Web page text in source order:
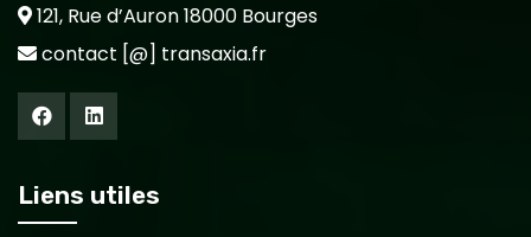
121, Rue d’Auron 18000 Bourges
contact [@] transaxia.fr
Liens utiles